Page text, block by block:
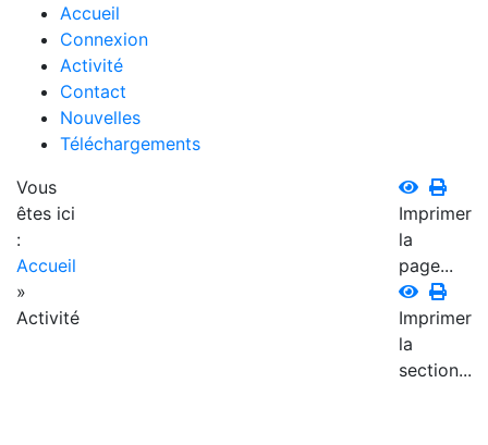
Accueil
Connexion
Activité
Contact
Nouvelles
Téléchargements
Vous
êtes ici
:
Accueil
»
Activité
Imprimer
la
page...
Imprimer
la
section...